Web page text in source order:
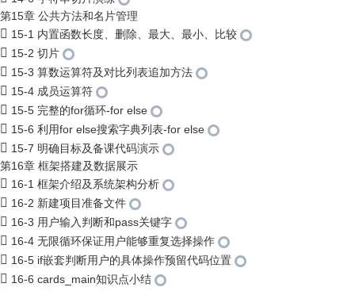
第15章 公共方法和名片管理
15-1 内置函数长度、删除、最大、最小、比较
15-2 切片
15-3 算数运算符及对比列表追加方法
15-4 成员运算符
15-5 完整的for循环-for else
15-6 利用for else搜索字典列表-for else
15-7 明确目标及备课代码演示
第16章 框架搭建及数据展示
16-1 框架介绍及系统架构分析
16-2 新建项目准备文件
16-3 用户输入判断和pass关键字
16-4 无限循环保证用户能够重复选择操作
16-5 if嵌套判断用户的具体操作预留代码位置
16-6 cards_main知识点小结